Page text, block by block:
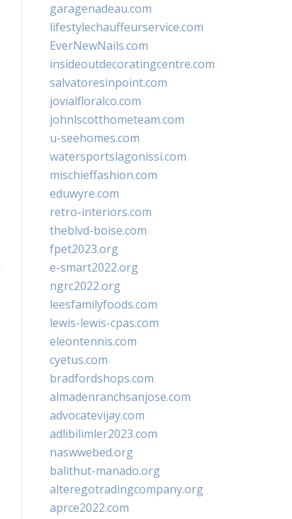
garagenadeau.com
lifestylechauffeurservice.com
EverNewNails.com
insideoutdecoratingcentre.com
salvatoresinpoint.com
jovialfloralco.com
johnlscotthometeam.com
u-seehomes.com
watersportslagonissi.com
mischieffashion.com
eduwyre.com
retro-interiors.com
theblvd-boise.com
fpet2023.org
e-smart2022.org
ngrc2022.org
leesfamilyfoods.com
lewis-lewis-cpas.com
eleontennis.com
cyetus.com
bradfordshops.com
almadenranchsanjose.com
advocatevijay.com
adlibilimler2023.com
naswwebed.org
balithut-manado.org
alteregotradingcompany.org
aprce2022.com